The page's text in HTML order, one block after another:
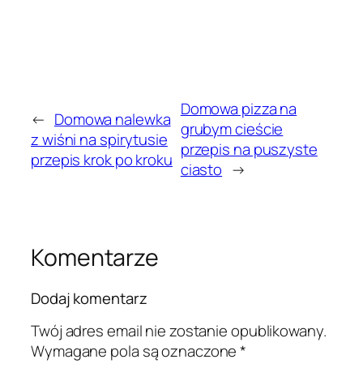
← Domowa nalewka
z wiśni na spirytusie
przepis krok po kroku
Domowa pizza na
grubym cieście
przepis na puszyste
ciasto →
Komentarze
Dodaj komentarz
Twój adres email nie zostanie opublikowany.
Wymagane pola są oznaczone*